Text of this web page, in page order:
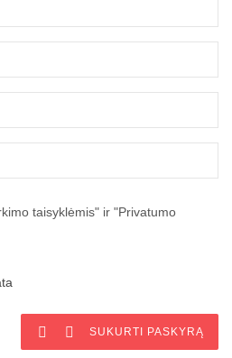
taisyklėmis" ir "Privatumo
  SUKURTI PASKYRĄ